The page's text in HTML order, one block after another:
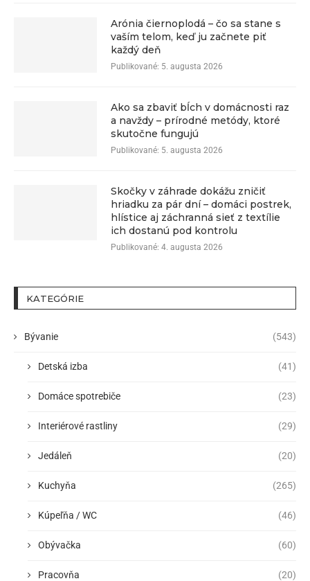
Arónia čiernoplodá – čo sa stane s
vaším telom, keď ju začnete piť
každý deň
Publikované: 5. augusta 2026
Ako sa zbaviť bĺch v domácnosti raz
a navždy – prírodné metódy, ktoré
skutočne fungujú
Publikované: 5. augusta 2026
Skočky v záhrade dokážu zničiť
hriadku za pár dní – domáci postrek,
hlístice aj záchranná sieť z textílie
ich dostanú pod kontrolu
Publikované: 4. augusta 2026
KATEGÓRIE
Bývanie (543)
Detská izba (41)
Domáce spotrebiče (23)
Interiérové rastliny (29)
Jedáleň (20)
Kuchyňa (265)
Kúpeľňa / WC (46)
Obývačka (60)
Pracovňa (20)